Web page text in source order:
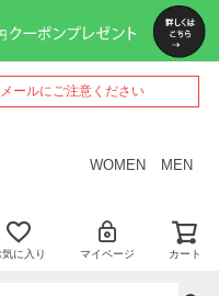
ールにご注意ください
WOMEN MEN
気に入り マイページ カート
ペー
ジト
ップ
へ